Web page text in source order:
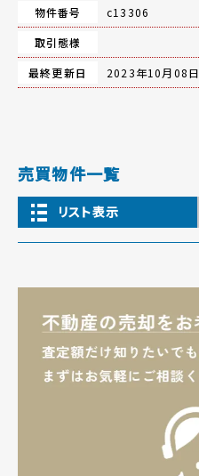
物件番号
c13306
取引態様
最終更新日
2023年10月08日
売買物件一覧
リスト表示